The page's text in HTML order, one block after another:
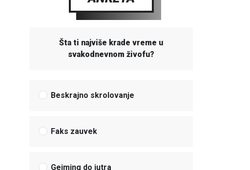
Šta ti najviše krade vreme u
svakodnevnom živofu?
Beskrajno skrolovanje
Faks zauvek
Gejming do jutra